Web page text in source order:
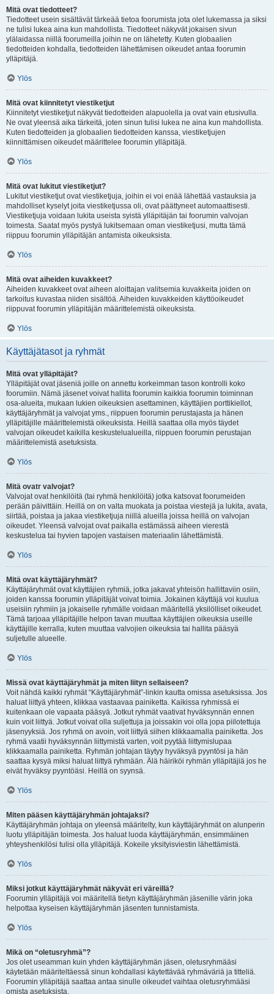
Mitä ovat tiedotteet?
Tiedotteet usein sisältävät tärkeää tietoa foorumista jota olet lukemassa ja siksi
ne tulisi lukea aina kun mahdollista. Tiedotteet näkyvät jokaisen sivun
ylälaidassa niillä foorumeilla joihin ne on lähetetty. Kuten globaalien
tiedotteiden kohdalla, tiedotteiden lähettämisen oikeudet antaa foorumin
ylläpitäjä.
Ylös
Mitä ovat kiinnitetyt viestiketjut
Kiinnitetyt viestiketjut näkyvät tiedotteiden alapuolella ja ovat vain etusivulla.
Ne ovat yleensä aika tärkeitä, joten sinun tulisi lukea ne aina kun mahdollista.
Kuten tiedotteiden ja globaalien tiedotteiden kanssa, viestiketjujen
kiinnittämisen oikeudet määrittelee foorumin ylläpitäjä.
Ylös
Mitä ovat lukitut viestiketjut?
Lukitut viestiketjut ovat viestiketjuja, joihin ei voi enää lähettää vastauksia ja
mahdolliset kyselyt joita viestiketjussa oli, ovat päättyneet automaattisesti.
Viestiketjuja voidaan lukita useista syistä ylläpitäjän tai foorumin valvojan
toimesta. Saatat myös pystyä lukitsemaan oman viestiketjusi, mutta tämä
riippuu foorumin ylläpitäjän antamista oikeuksista.
Ylös
Mitä ovat aiheiden kuvakkeet?
Aiheiden kuvakkeet ovat aiheen aloittajan valitsemia kuvakkeita joiden on
tarkoitus kuvastaa niiden sisältöä. Aiheiden kuvakkeiden käyttöoikeudet
riippuvat foorumin ylläpitäjän määrittelemistä oikeuksista.
Ylös
Käyttäjätasot ja ryhmät
Mitä ovat ylläpitäjät?
Ylläpitäjät ovat jäseniä joille on annettu korkeimman tason kontrolli koko
foorumiin. Nämä jäsenet voivat hallita foorumin kaikkia foorumin toiminnan
osa-alueita, mukaan lukien oikeuksien asettaminen, käyttäjien porttikiellot,
käyttäjäryhmät ja valvojat yms., riippuen foorumin perustajasta ja hänen
ylläpitäjille määrittelemistä oikeuksista. Heillä saattaa olla myös täydet
valvojan oikeudet kaikilla keskustelualueilla, riippuen foorumin perustajan
määrittelemistä asetuksista.
Ylös
Mitä ovatr valvojat?
Valvojat ovat henkilöitä (tai ryhmä henkilöitä) jotka katsovat foorumeiden
perään päivittäin. Heillä on on valta muokata ja poistaa viestejä ja lukita, avata,
siirtää, poistaa ja jakaa viestiketjuja niillä alueilla joissa heillä on valvojan
oikeudet. Yleensä valvojat ovat paikalla estämässä aiheen vierestä
keskustelua tai hyvien tapojen vastaisen materiaalin lähettämistä.
Ylös
Mitä ovat käyttäjäryhmät?
Käyttäjäryhmät ovat käyttäjien ryhmiä, jotka jakavat yhteisön hallittaviin osiin,
joiden kanssa foorumin ylläpitäjät voivat toimia. Jokainen käyttäjä voi kuulua
useisiin ryhmiin ja jokaiselle ryhmälle voidaan määritellä yksilölliset oikeudet.
Tämä tarjoaa ylläpitäjille helpon tavan muuttaa käyttäjien oikeuksia useille
käyttäjille kerralla, kuten muuttaa valvojien oikeuksia tai hallita pääsyä
suljetulle alueelle.
Ylös
Missä ovat käyttäjäryhmät ja miten liityn sellaiseen?
Voit nähdä kaikki ryhmät “Käyttäjäryhmät”-linkin kautta omissa asetuksissa. Jos
haluat liittyä yhteen, klikkaa vastaavaa painiketta. Kaikissa ryhmissä ei
kuitenkaan ole vapaata pääsyä. Jotkut ryhmät vaativat hyväksynnän ennen
kuin voit liittyä. Jotkut voivat olla suljettuja ja joissakin voi olla jopa piilotettuja
jäsenyyksiä. Jos ryhmä on avoin, voit liittyä siihen klikkaamalla painiketta. Jos
ryhmä vaatii hyväksynnän liittymistä varten, voit pyytää liittymislupaa
klikkaamalla painiketta. Ryhmän johtajan täytyy hyväksyä pyyntösi ja hän
saattaa kysyä miksi haluat liittyä ryhmään. Älä häiriköi ryhmän ylläpitäjiä jos he
eivät hyväksy pyyntöäsi. Heillä on syynsä.
Ylös
Miten pääsen käyttäjäryhmän johtajaksi?
Käyttäjäryhmän johtaja on yleensä määritelty, kun käyttäjäryhmät on alunperin
luotu ylläpitäjän toimesta. Jos haluat luoda käyttäjäryhmän, ensimmäinen
yhteyshenkilösi tulisi olla ylläpitäjä. Kokeile yksityisviestin lähettämistä.
Ylös
Miksi jotkut käyttäjäryhmät näkyvät eri väreillä?
Foorumin ylläpitäjä voi määritellä tietyn käyttäjäryhmän jäsenille värin joka
helpottaa kyseisen käyttäjäryhmän jäsenten tunnistamista.
Ylös
Mikä on “oletusryhmä”?
Jos olet useamman kuin yhden käyttäjäryhmän jäsen, oletusryhmääsi
käytetään määriteltäessä sinun kohdallasi käytettävää ryhmäväriä ja titteliä.
Foorumin ylläpitäjä saattaa antaa sinulle oikeudet vaihtaa oletusryhmääsi
omista asetuksista.